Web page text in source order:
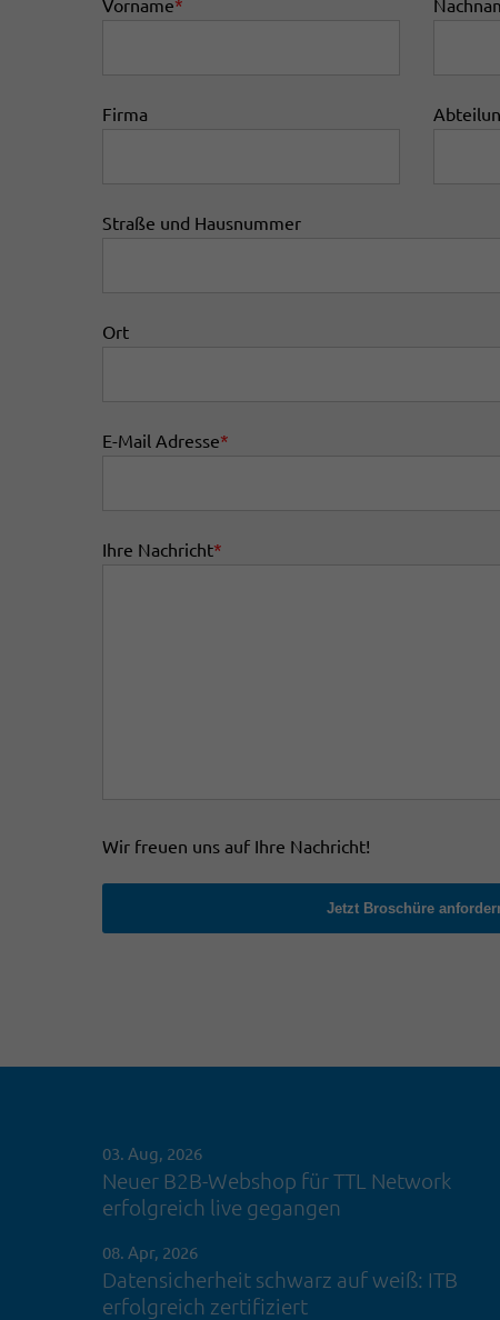
Vorname*
Firma
Straße und Hausnummer
Ort
E-Mail Adresse*
Ihre Nachricht*
Wir freuen uns auf Ihre Nachricht!
Jetzt Broschüre
03. Aug, 2026
Neuer B2B-Webshop für TTL Network
erfolgreich live gegangen
08. Apr, 2026
Datensicherheit schwarz auf weiß: ITB
erfolgreich zertifiziert